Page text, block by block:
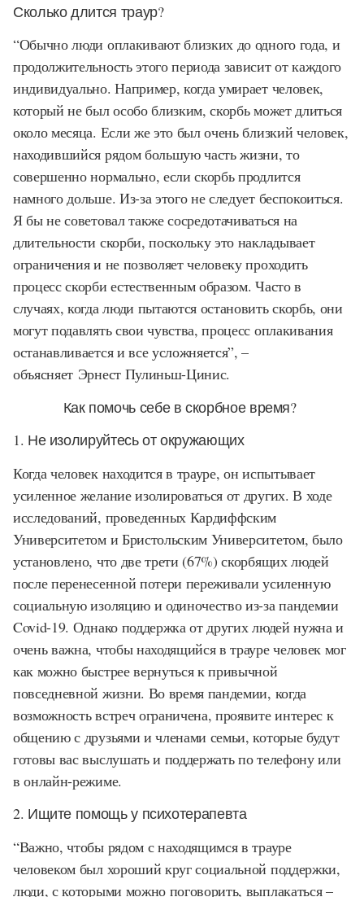
Сколько длится траур?
“Обычно люди оплакивают близких до одного года, и
продолжительность этого периода зависит от каждого
индивидуально. Например, когда умирает человек,
который не был особо близким, скорбь может длиться
около месяца. Если же это был очень близкий человек,
находившийся рядом большую часть жизни, то
совершенно нормально, если скорбь продлится
намного дольше. Из-за этого не следует беспокоиться.
Я бы не советовал также сосредотачиваться на
длительности скорби, поскольку это накладывает
ограничения и не позволяет человеку проходить
процесс скорби естественным образом. Часто в
случаях, когда люди пытаются остановить скорбь, они
могут подавлять свои чувства, процесс оплакивания
останавливается и все усложняется”, –
объясняет Эрнест Пулиньш-Цинис.
Как помочь себе в скорбное время?
1. Не изолируйтесь от окружающих
Когда человек находится в трауре, он испытывает
усиленное желание изолироваться от других. В ходе
исследований, проведенных Кардиффским
Университетом и Бристольским Университетом, было
установлено, что две трети (67%) скорбящих людей
после перенесенной потери переживали усиленную
социальную изоляцию и одиночество из-за пандемии
Covid-19. Однако поддержка от других людей нужна и
очень важна, чтобы находящийся в трауре человек мог
как можно быстрее вернуться к привычной
повседневной жизни. Во время пандемии, когда
возможность встреч ограничена, проявите интерес к
общению с друзьями и членами семьи, которые будут
готовы вас выслушать и поддержать по телефону или
в онлайн-режиме.
2. Ищите помощь у психотерапевта
“Важно, чтобы рядом с находящимся в трауре
человеком был хороший круг социальной поддержки,
люди, с которыми можно поговорить, выплакаться –